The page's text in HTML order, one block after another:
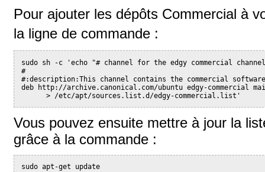
Pour ajouter les dépôts Commercial à
la ligne de commande :
sudo sh -c 'echo "# channel for the edgy commercial
#
#:description:This channel contains the commercial
deb http://archive.canonical.com/ubuntu edgy-commercial
> /etc/apt/sources.list.d/edgy-commercial.list'
Vous pouvez ensuite mettre à jour la
grâce à la commande :
sudo apt-get update